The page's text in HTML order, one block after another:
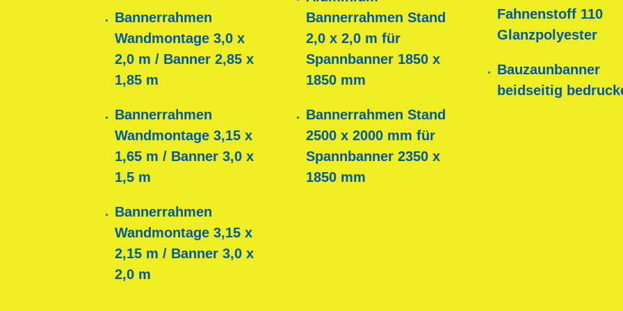
Bannerrahmen
Wandmontage 3,0 x
2,0 m / Banner 2,85 x
1,85 m
Bannerrahmen
Wandmontage 3,15 x
1,65 m / Banner 3,0 x
1,5 m
Bannerrahmen
Wandmontage 3,15 x
2,15 m / Banner 3,0 x
2,0 m
Bannerrahmen Stand
2,0 x 2,0 m für
Spannbanner 1850 x
1850 mm
Bannerrahmen Stand
2500 x 2000 mm für
Spannbanner 2350 x
1850 mm
Fahnenstoff 110
Glanzpolyester
Bauzaunbanner
beidseitig